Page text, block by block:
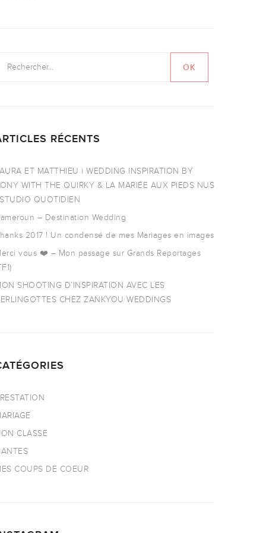
RÉCENTS
ET MATTHIEU | WEDDING INSPIRATION BY
WITH THE QUIRKY & LA MARIÉE AUX PIEDS NUS
QUOTIDIEN
– Destination Wedding
2017 ! Un condensé de mes Mariages en images
vous ❤️ – Mon passage sur Grands Reportages
SHOOTING D’INSPIRATION AVEC LES
CHEZ ZANKYOU WEDDINGS
CLASSE
COUPS DE COEUR